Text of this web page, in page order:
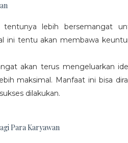
lebih bersemangat
ini tentu akan membawa
akan terus mengeluarkan
maksimal. Manfaat ini bisa
dilakukan.
Para Karyawan